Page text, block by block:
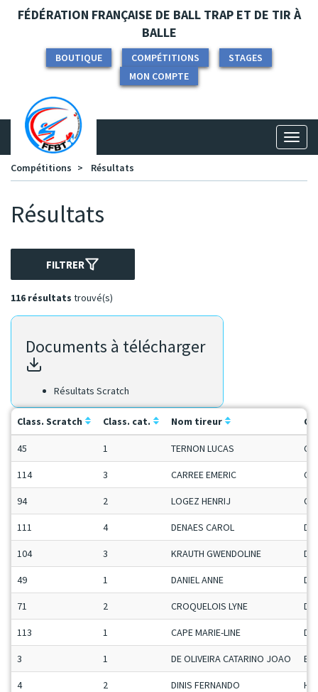
Panneau de gestion des cookies
FÉDÉRATION FRANÇAISE DE BALL TRAP ET DE TIR À
BALLE
BOUTIQUE COMPÉTITIONS
STAGES
MON COMPTE
Compétitions
Résultats
Résultats
FILTRER
116 résultats trouvé(s)
Documents à télécharger
Résultats Scratch
Class. Scratch Class. cat. Nom tireur
45 1 TERNON LUCAS
114 3 CARREE EMERIC
94 2 LOGEZ HENRIJ
111 4 DENAES CAROL
104 3 KRAUTH GWENDOLINE
49 1 DANIEL ANNE
71 2 CROQUELOIS LYNE
113 1 CAPE MARIE-LINE
3 1 DE OLIVEIRA CATARINO JOAO ET
4 2 DINIS FERNANDO H-C